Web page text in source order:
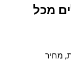
מכל
ממוצע 2.4 שעות, מחיר